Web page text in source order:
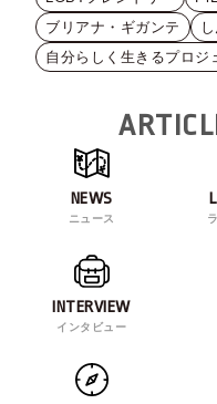
ブリアナ・ギガンテ
自分らしく生きるプロジ
NEWS
ニュース
INTERVIEW
インタビュー